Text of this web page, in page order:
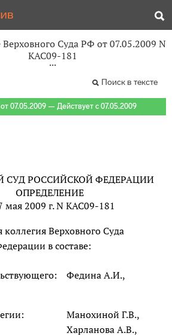
Суда РФ от 07.05.2009 N
КАС09-181
Поиск в тексте
07.05.2009 — Действует с 07.05.2009
СУД РОССИЙСКОЙ ФЕДЕРАЦИИ
ОПРЕДЕЛЕНИЕ
мая 2009 г. N КАС09-181
коллегия Верховного Суда
в составе:
Федина А.И.,
Манохиной Г.В.,
Харланова А.В.,